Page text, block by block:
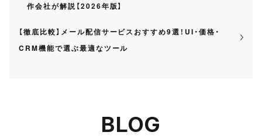
作会社が解説【2026年版】
【徹底比較】メール配信サービスおすすめ9選！UI・価格・
CRM機能で選ぶ最適なツール
BLOG